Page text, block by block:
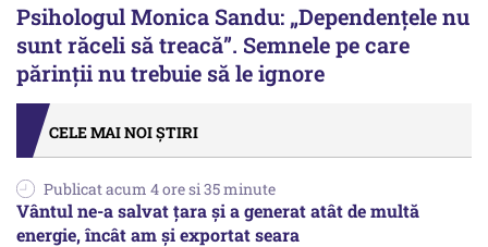
Psihologul Monica Sandu: „Dependențele nu
sunt răceli să treacă”. Semnele pe care
părinții nu trebuie să le ignore
CELE MAI NOI ȘTIRI
Publicat acum 4 ore si 35 minute
Vântul ne-a salvat țara și a generat atât de multă
energie, încât am și exportat seara